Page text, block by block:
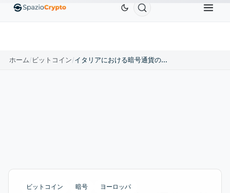
EthereumETH$1,880.58 Tether USDT$0.9991 BNBBNB
ホーム/ビットコイン/ イタリアにおける暗号通貨の普及：小売ブームから慎重な機関投資家へ（2023-2025年）
ビットコイン 暗号 ヨーロッパ